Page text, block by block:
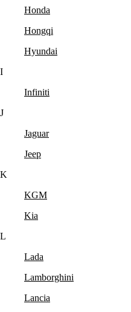
Honda
Hongqi
Hyundai
I
Infiniti
J
Jaguar
Jeep
K
KGM
Kia
L
Lada
Lamborghini
Lancia